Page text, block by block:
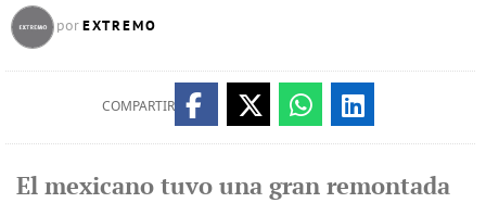
por EXTREMO
COMPARTIR
El mexicano tuvo una gran remontada